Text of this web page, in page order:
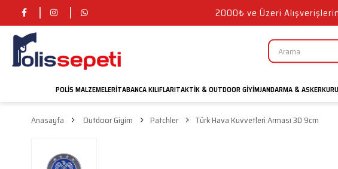
2000₺ ve Üzeri
POLIS MALZEMELERITABANCA KILIFLARITAKTIK &OUTDOOR GIYIMJANDARMA &ASKER
Anasayfa Outdoor Giyim Patchler Türk Hava Kuvvetleri Arması 3D 9cm